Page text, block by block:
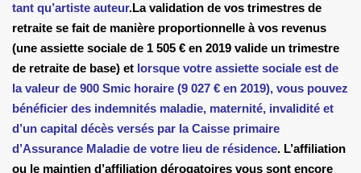
tant qu’artiste auteur.La validation de vos trimestres de
retraite se fait de manière proportionnelle à vos revenus
(une assiette sociale de 1 505 € en 2019 valide un trimestre
de retraite de base) et lorsque votre assiette sociale est de
la valeur de 900 Smic horaire (9 027 € en 2019), vous pouvez
bénéficier des indemnités maladie, maternité, invalidité et
d’un capital décès versés par la Caisse primaire
d’Assurance Maladie de votre lieu de résidence. L’affiliation
ou le maintien d’affiliation dérogatoires vous sont encore